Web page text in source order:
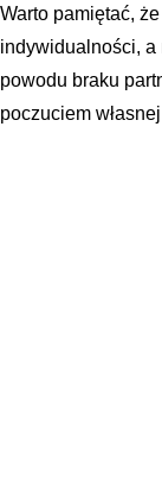
Warto pamiętać,
indywidualności, a
powodu braku
poczuciem